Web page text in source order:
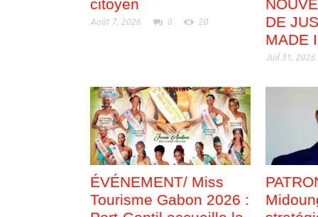
citoyen
Août 7, 2026 0 20
DE
MADE
Juil 31, 2026
ÉVÉNEMENT/ Miss
Tourisme Gabon 2026 :